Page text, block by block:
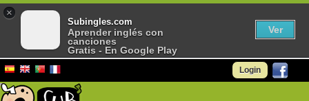
Login
×
Subingles.com
Aprender inglés con
canciones
Gratis - En Google Play
Ver